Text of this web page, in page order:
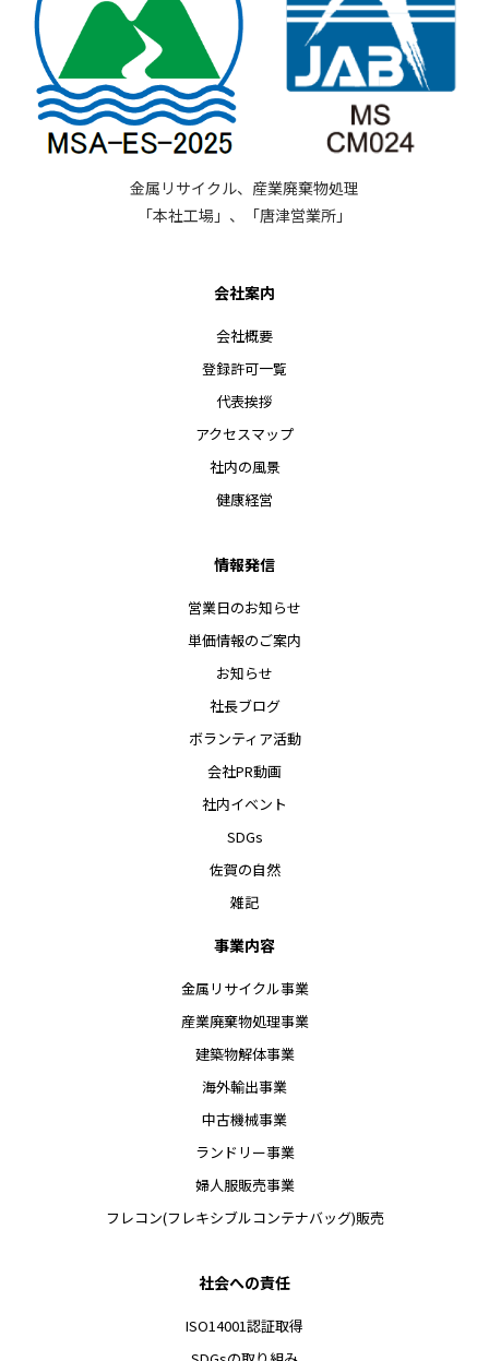
金属リサイクル、産業廃棄物処理
「本社工場」、「唐津営業所」
会社案内
会社概要
登録許可一覧
代表挨拶
アクセスマップ
社内の風景
健康経営
情報発信
営業日のお知らせ
単価情報のご案内
お知らせ
社長ブログ
ボランティア活動
会社PR動画
社内イベント
SDGs
佐賀の自然
雑記
事業内容
金属リサイクル事業
産業廃棄物処理事業
建築物解体事業
海外輸出事業
中古機械事業
ランドリー事業
婦人服販売事業
フレコン(フレキシブルコンテナバッグ)販売
社会への責任
ISO14001認証取得